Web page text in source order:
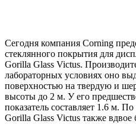
Сегодня компания Corning
стеклянного покрытия для
Gorilla Glass Victus.
лабораторных условиях оно
поверхностью на твердую и
высоты до 2 м. У его
показатель составляет 1.6 м.
Gorilla Glass Victus также